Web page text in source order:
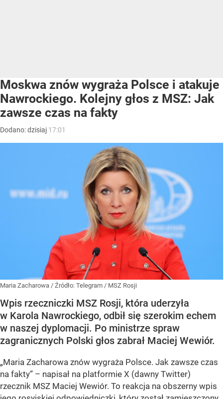
Moskwa znów wygraża Polsce i atakuje
Nawrockiego. Kolejny głos z MSZ: Jak
zawsze czas na fakty
Dodano:dzisiaj 17:01
Maria Zacharowa / Źródło: Telegram / MSZ Rosji
Wpis rzeczniczki MSZ Rosji, która uderzyła
w Karola Nawrockiego, odbił się szerokim echem
w naszej dyplomacji. Po ministrze spraw
zagranicznych Polski głos zabrał Maciej Wewiór.
„Maria Zacharowa znów wygraża Polsce. Jak zawsze czas
na fakty” – napisał na platformie X (dawny Twitter)
rzecznik MSZ Maciej Wewiór. To reakcja na obszerny wpis